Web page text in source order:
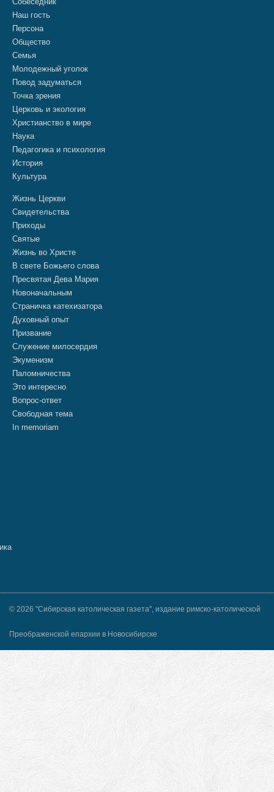
Наш гость
Персона
Общество
Семья
Молодежный уголок
Повод задуматься
Точка зрения
Церковь и экология
Христианство в мире
Наука
Педагогика и психология
История
Культура
Жизнь Церкви
Свидетельства
Приходы
Святые
Жизнь во Христе
В свете Божьего слова
Пресвятая Дева Мария
Новоначальным
Страничка катехизатора
Духовный опыт
Призвание
Служение милосердия
Экуменизм
Паломничества
Это интересно
Вопрос-ответ
Свободная тема
In memoriam
© 2026 "Сибирская католическая газета", издание римско-католической
Преображенской епархии в Новосибирске